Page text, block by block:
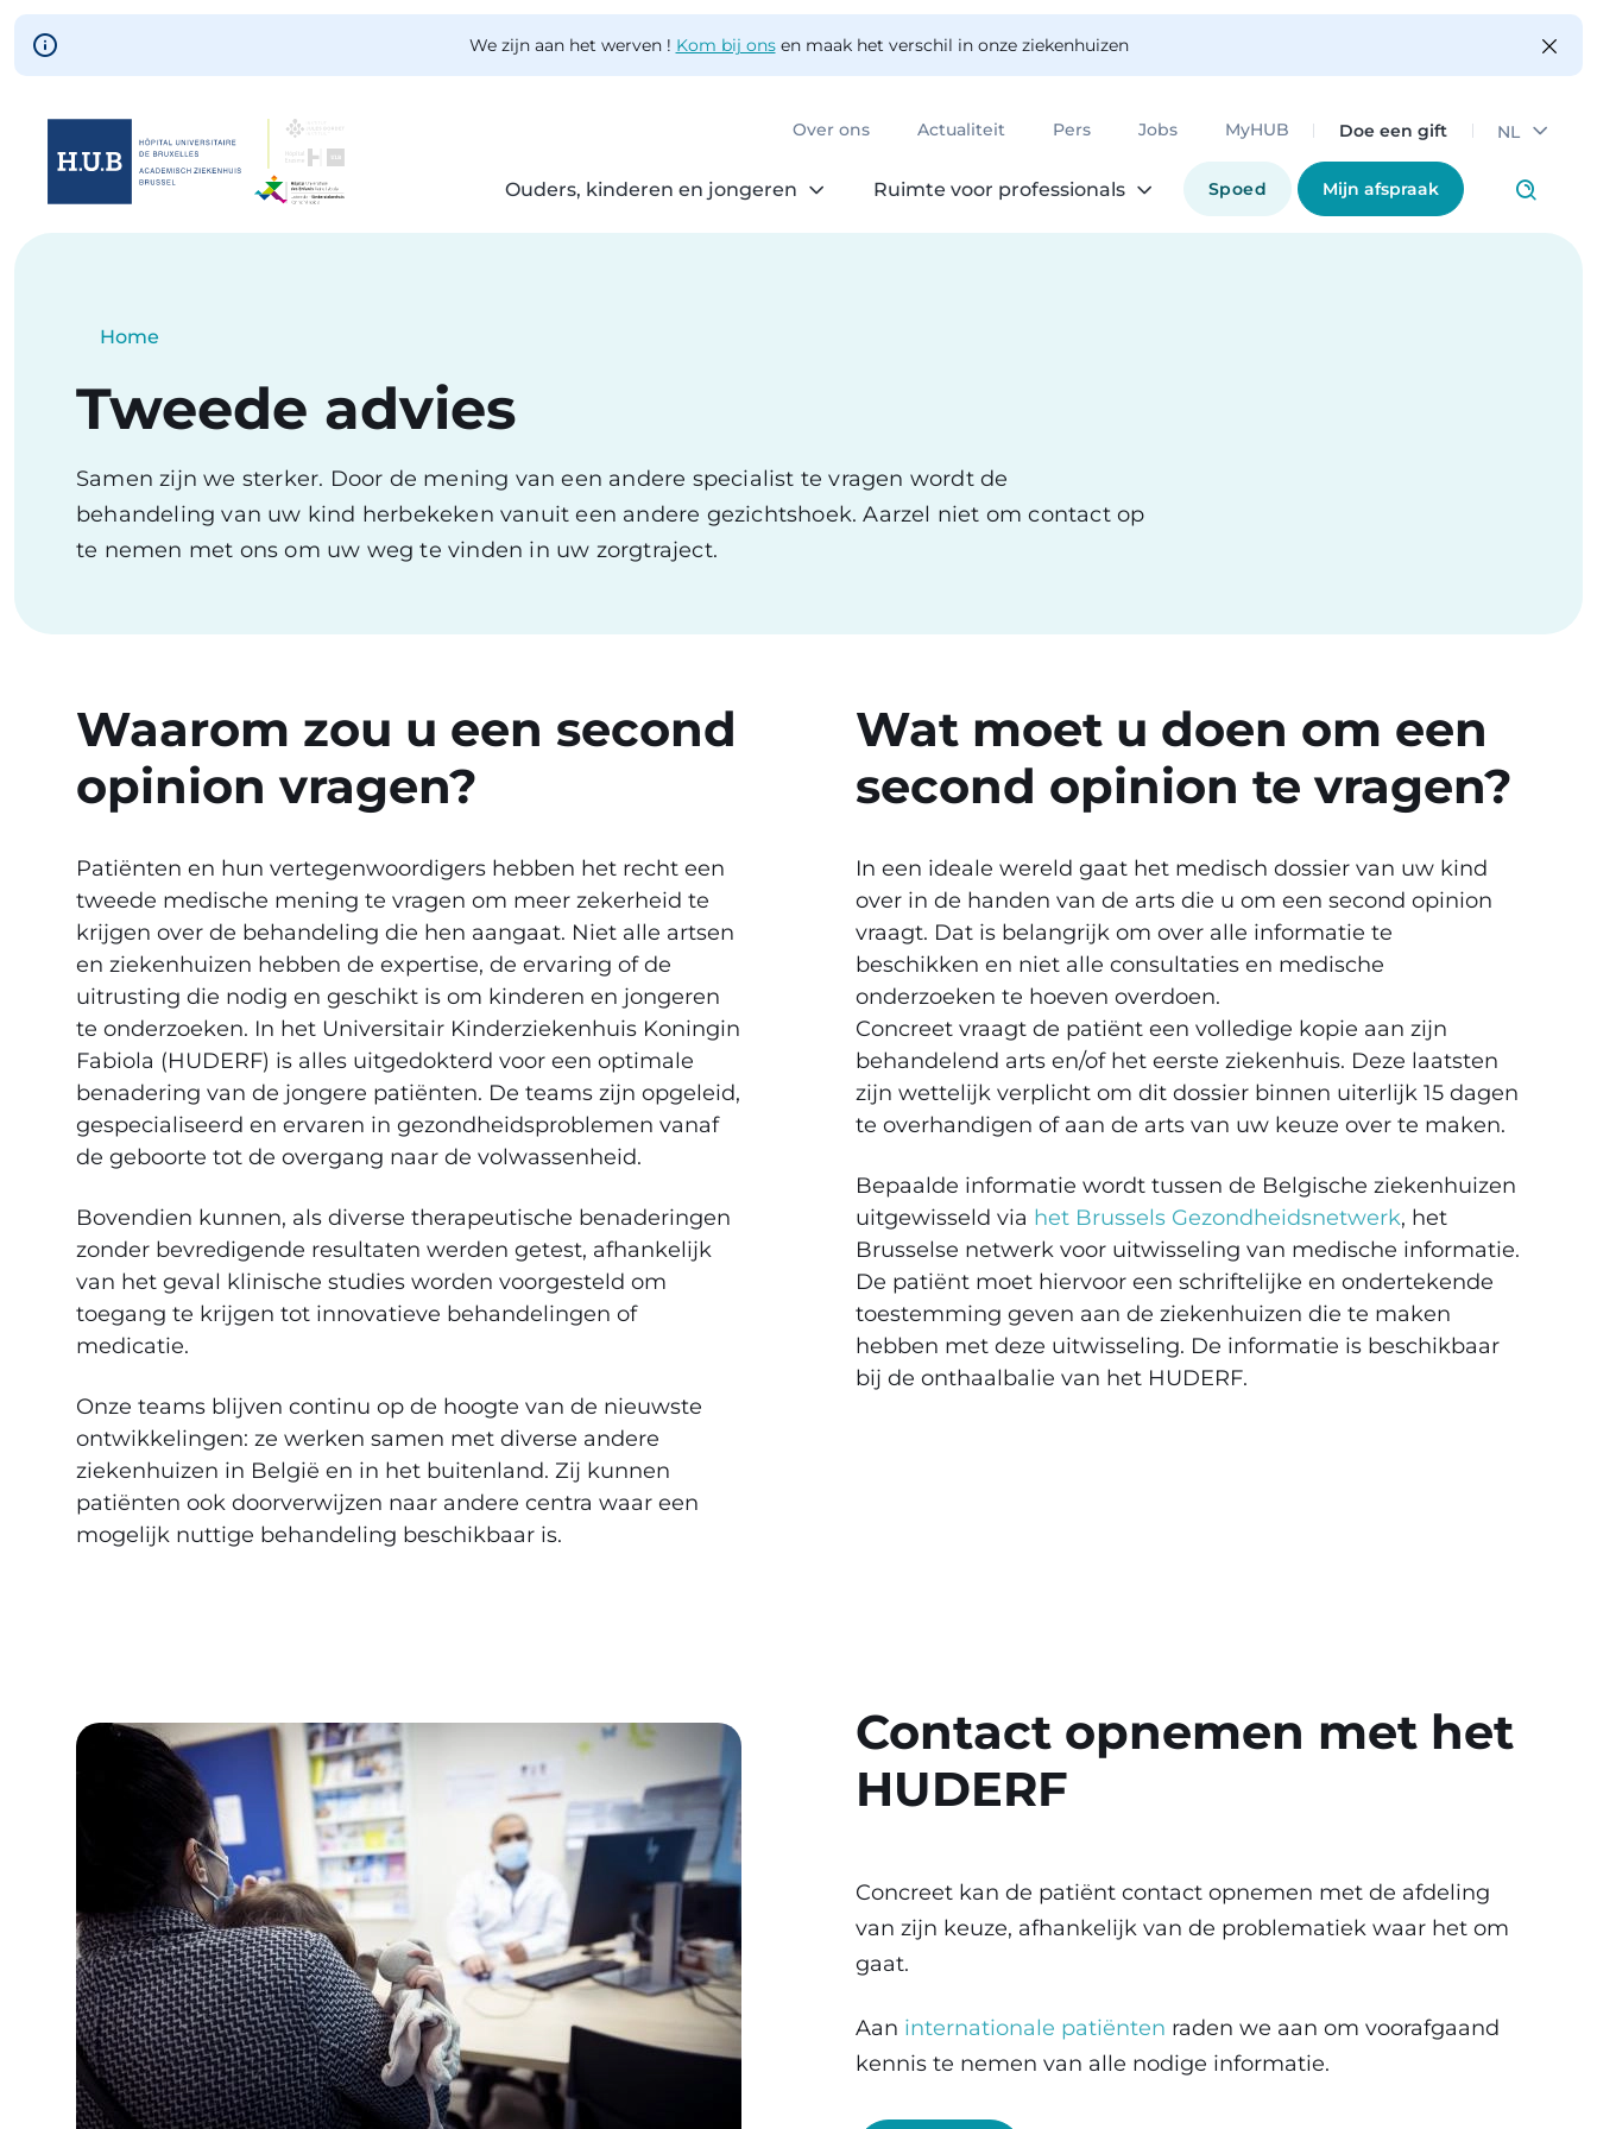
Skip to main content
We zijn aan het werven ! Kom bij onsen maak het verschil in onze ziekenhuizen
Over ons Actualiteit Pers Jobs MyHUB Doe een gift NL
Ouders, kinderen en jongeren Ruimte voor professionals Spoed Mijn afspraak
Skip
Breadcrumb
Home
Tweede advies
Samen zijn we sterker. Door de mening van een andere specialist te vragen wordt de
behandeling van uw kind herbekeken vanuit een andere gezichtshoek. Aarzel niet om contact op
te nemen met ons om uw weg te vinden in uw zorgtraject.
Waarom zou u een second
opinion vragen?
Patiënten en hun vertegenwoordigers hebben het recht een
tweede medische mening te vragen om meer zekerheid te
krijgen over de behandeling die hen aangaat. Niet alle artsen
en ziekenhuizen hebben de expertise, de ervaring of de
uitrusting die nodig en geschikt is om kinderen en jongeren
te onderzoeken. In het Universitair Kinderziekenhuis Koningin
Fabiola (HUDERF) is alles uitgedokterd voor een optimale
benadering van de jongere patiënten. De teams zijn opgeleid,
gespecialiseerd en ervaren in gezondheidsproblemen vanaf
de geboorte tot de overgang naar de volwassenheid.
Bovendien kunnen, als diverse therapeutische benaderingen
zonder bevredigende resultaten werden getest, afhankelijk
van het geval klinische studies worden voorgesteld om
toegang te krijgen tot innovatieve behandelingen of
medicatie.
Onze teams blijven continu op de hoogte van de nieuwste
ontwikkelingen: ze werken samen met diverse andere
ziekenhuizen in België en in het buitenland. Zij kunnen
patiënten ook doorverwijzen naar andere centra waar een
mogelijk nuttige behandeling beschikbaar is.
Wat moet u doen om een
second opinion te vragen?
In een ideale wereld gaat het medisch dossier van uw kind
over in de handen van de arts die u om een second opinion
vraagt. Dat is belangrijk om over alle informatie te
beschikken en niet alle consultaties en medische
onderzoeken te hoeven overdoen.
Concreet vraagt de patiënt een volledige kopie aan zijn
behandelend arts en/of het eerste ziekenhuis. Deze laatsten
zijn wettelijk verplicht om dit dossier binnen uiterlijk 15 dagen
te overhandigen of aan de arts van uw keuze over te maken.
Bepaalde informatie wordt tussen de Belgische ziekenhuizen
uitgewisseld via het Brussels Gezondheidsnetwerk, het
Brusselse netwerk voor uitwisseling van medische informatie.
De patiënt moet hiervoor een schriftelijke en ondertekende
toestemming geven aan de ziekenhuizen die te maken
hebben met deze uitwisseling. De informatie is beschikbaar
bij de onthaalbalie van het HUDERF.
Contact opnemen met het
HUDERF
Concreet kan de patiënt contact opnemen met de afdeling
van zijn keuze, afhankelijk van de problematiek waar het om
gaat.
Aan internationale patiënten raden we aan om voorafgaand
kennis te nemen van alle nodige informatie.